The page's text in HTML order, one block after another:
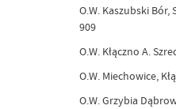
O.W. Kaszubski
909
O.W. Kłączno A.
O.W. Miechowice,
O.W. Grzybia